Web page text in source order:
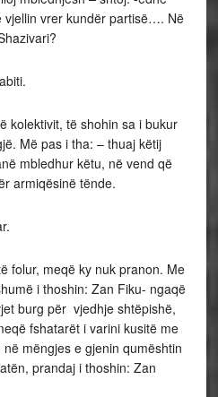
vjellin vrer kundër partisë…. Në
kolektivit, të shohin sa i bukur
Më pas i tha: – thuaj këtij
mbledhur këtu, në vend që
armiqësinë tënde.
folur, meqë ky nuk pranon. Me
i thoshin: Zan Fiku- ngaqë
burg për vjedhje shtëpishë,
fshatarët i varini kusitë me
mëngjes e gjenin qumështin
prandaj i thoshin: Zan